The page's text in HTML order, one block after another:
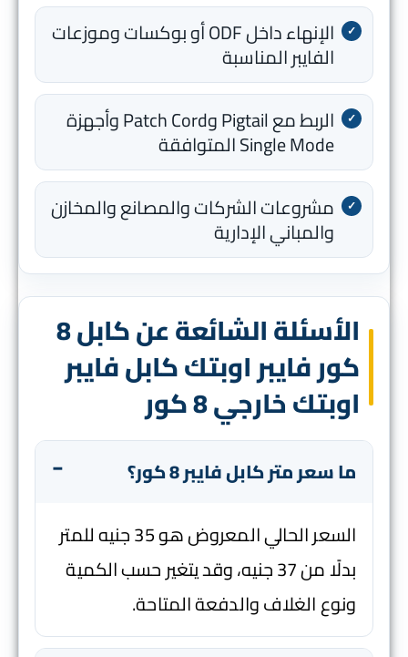
الإنهاء داخل ODF أو بوكسات وموزعات
الفايبر المناسبة
الربط مع Pigtail وPatch Cord وأجهزة
Single Mode المتوافقة
مشروعات الشركات والمصانع والمخازن
والمباني الإدارية
الأسئلة الشائعة عن كابل 8
كور فايبر اوبتك كابل فايبر
اوبتك خارجي 8 كور
ما سعر متر كابل فايبر 8 كور؟
السعر الحالي المعروض هو 35 جنيه للمتر
بدلًا من 37 جنيه، وقد يتغير حسب الكمية
ونوع الغلاف والدفعة المتاحة.